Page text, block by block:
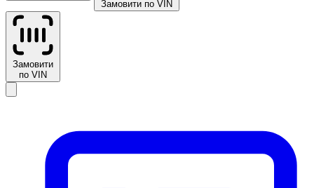
Замовити по VIN
Замовити
по VIN